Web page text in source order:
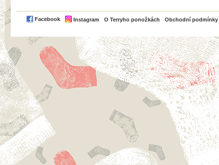
Facebook Instagram O Terryho ponožkách Obchodní podmínky
PayPal